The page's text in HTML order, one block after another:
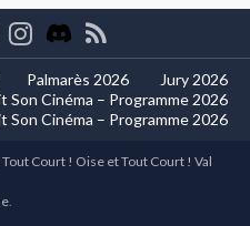
Palmarès 2026
Jury 2026
Son Cinéma – Programme 2026
Son Cinéma – Programme 2026
Court ! Oise et Tout Court ! Val